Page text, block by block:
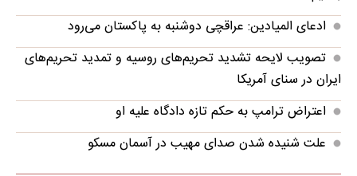
ادعای المیادین: عراقچی دوشنبه به پاکستان می‌رود
تصویب لایحه تشدید تحریم‌های روسیه و تمدید تحریم‌های
ایران در سنای آمریکا
اعتراض ترامپ به حکم تازه دادگاه علیه او
علت شنیده شدن صدای مهیب در آسمان مسکو